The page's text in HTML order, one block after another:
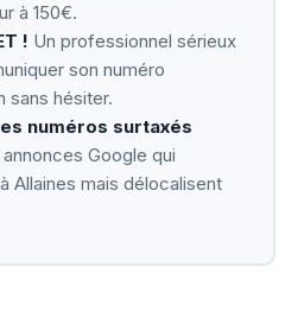
à 150€.
! Un professionnel sérieux
son numéro
sans hésiter.
numéros surtaxés
Google qui
Allaines mais délocalisent